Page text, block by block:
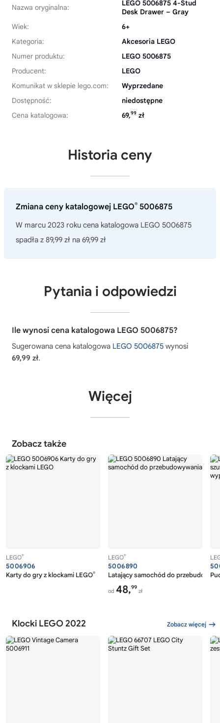
Nazwa oryginalna:
LEGO 5006875 4-Stud
Desk Drawer – Gray
Wiek:
6+
Kategoria:
Akcesoria LEGO
Numer produktu:
LEGO 5006875
Producent:
LEGO
Komunikat w sklepie lego.com:
Wyprzedane
Dostępność:
niedostępne
Cena katalogowa:
69,99 zł
Historia ceny
Zmiana ceny katalogowej LEGO® 5006875
W marcu 2023 roku cena katalogowa LEGO 5006875
spadła z 89,99 zł na 69,99 zł
Pytania i odpowiedzi
Ile wynosi cena katalogowa LEGO 5006875?
Sugerowana cena katalogowa LEGO 5006875 wynosi
69,99 zł.
Więcej
Zobacz także
LEGO®
5006906
Karty do gry z klockami LEGO®
LEGO®
5006890
Latający samochód do
od 48,99
zł
Klocki LEGO 2022 Zobacz więcej